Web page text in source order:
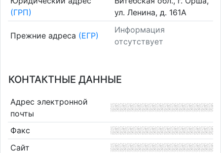
(ГРП)
ул. Ленина, д. 161А
Прежние адреса (ЕГР)
Информация
отсутствует
КОНТАКТНЫЕ ДАННЫЕ
Адрес электронной
почты
Факс
Сайт